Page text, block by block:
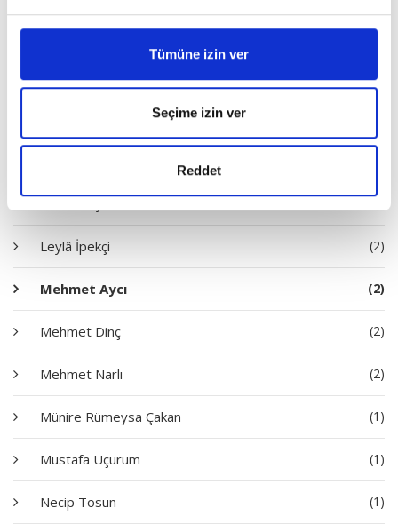
Tümüne izin ver
Seçime izin ver
Reddet
Hatice Ebrar Akbulut (1)
Hüsrev Hatemi (3)
(1)
Leylâ İpekçi (2)
Mehmet Aycı (2)
Mehmet Dinç (2)
Mehmet Narlı (2)
Münire Rümeysa Çakan (1)
Mustafa Uçurum (1)
Necip Tosun (1)